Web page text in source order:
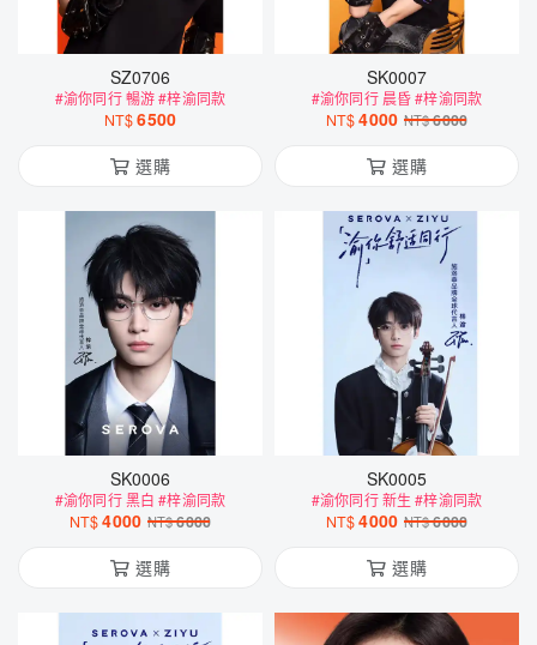
#渝你同行 暢游 #梓渝同款
NT$6500
選購
SK0007
#渝你同行 晨昏 #梓渝同款
NT$4000 NT$ 6000
選購
SK0006
#渝你同行 黑白 #梓渝同款
NT$4000 NT$ 6000
選購
SK0005
#渝你同行 新生 #梓渝同款
NT$4000 NT$ 6000
選購